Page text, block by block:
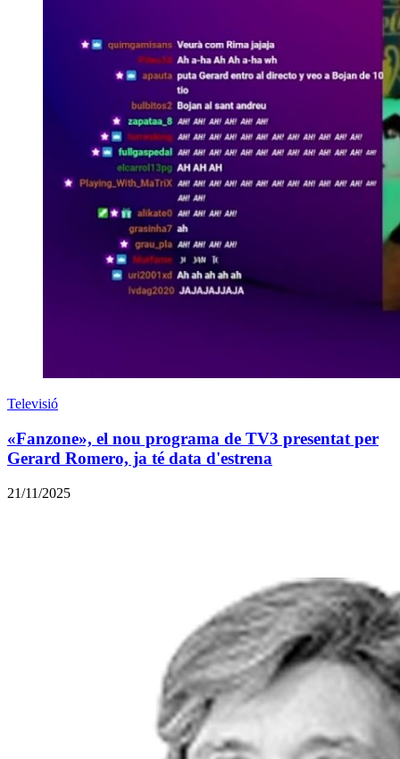
Televisió
«Fanzone», el nou programa de TV3 presentat per
Gerard Romero, ja té data d'estrena
21/11/2025